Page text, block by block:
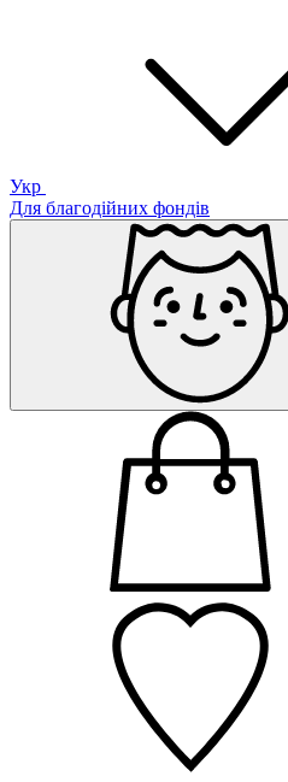
Укр
Для благодійних фондів